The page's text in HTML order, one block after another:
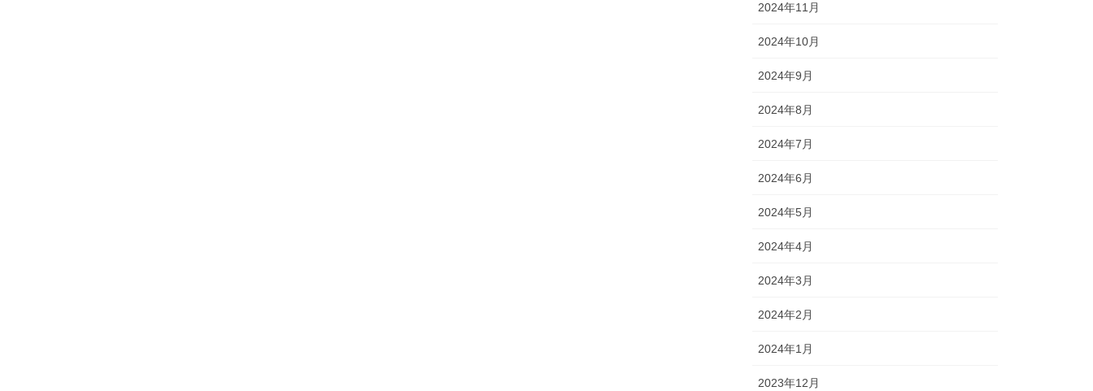
2024年11月
2024年10月
2024年9月
2024年8月
2024年7月
2024年6月
2024年5月
2024年4月
2024年3月
2024年2月
2024年1月
2023年12月